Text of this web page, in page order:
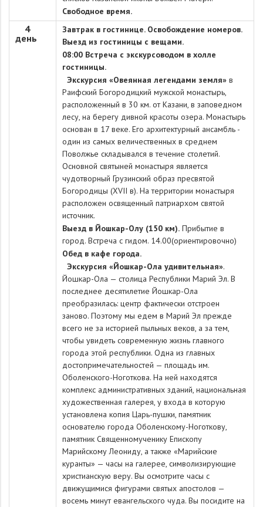
Свободное время.
4
день
Завтрак в гостинице. Освобождение номеров.
Выезд из гостиницы с вещами.
08:00 Встреча с экскурсоводом в холле
гостиницы.
Экскурсия «Овеянная легендами земля» в
Раифский Богородицкий мужской монастырь,
расположенный в 30 км. от Казани, в заповедном
лесу, на берегу дивной красоты озера. Монастырь
основан в 17 веке. Его архитектурный ансамбль -
один из самых величественных в среднем
Поволжье складывался в течение столетий.
Основной святыней монастыря является
чудотворный Грузинский образ пресвятой
Богородицы (XVII в). На территории монастыря
расположен освященный патриархом святой
источник.
Выезд в Йошкар-Олу (150 км). Прибытие в
город. Встреча с гидом. 14.00(ориентировочно)
Обед в кафе города.
Экскурсия «Йошкар-Ола удивительная».
Йошкар-Ола — столица Республики Марий Эл. В
последнее десятилетие Йошкар-Ола
преобразилась: центр фактически отстроен
заново. Поэтому мы едем в Марий Эл прежде
всего не за историей пыльных веков, а за тем,
чтобы увидеть современную жизнь главного
города этой республики. Одна из главных
достопримечательностей — площадь им.
Оболенского-Ноготкова. На ней находятся
комплекс административных зданий, национальная
художественная галерея, у входа в которую
установлена копия Царь-пушки, памятник
основателю города Оболенскому-Ноготкову,
памятник Священномученику Епископу
Марийскому Леониду, а также «Марийские
куранты» — часы на галерее, символизирующие
христианскую веру. Вы осмотрите часы с
движущимися фигурами святых апостолов —
восемь минут евангельского чуда. Вы посидите на